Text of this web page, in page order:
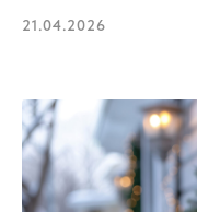
21.04.2026